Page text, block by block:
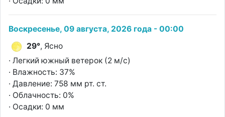
Воскресенье, 09 августа, 2026 года - 00:00
29°, Ясно
· Легкий южный ветерок (2 м/с)
· Влажность: 37%
· Давление: 758 мм рт. ст.
· Облачность: 0%
· Осадки: 0 мм